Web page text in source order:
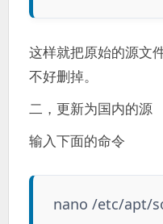
这样就把原始的源文
不好删掉。
二，更新为国内的源
输入下面的命令
nano /etc/apt/